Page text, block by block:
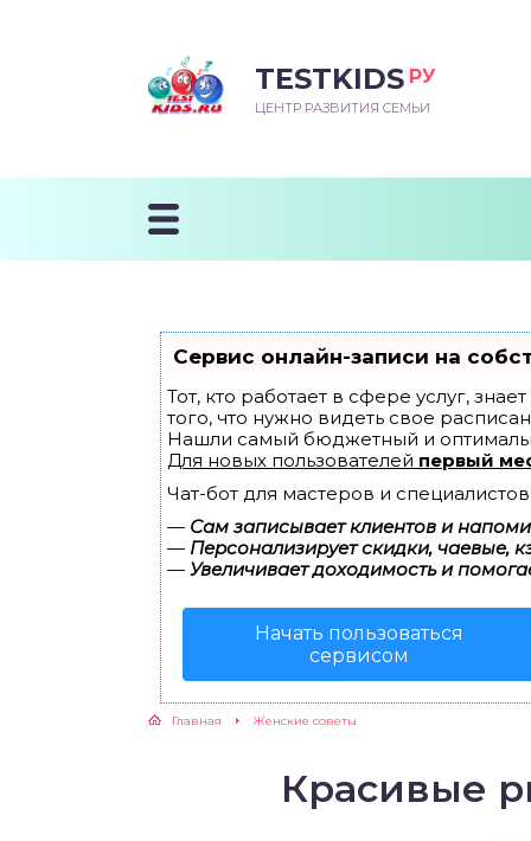
TESTKIDS РУ
ЦЕНТР РАЗВИТИЯ СЕМЬИ
Сервис онлайн-записи на
Тот, кто работает в сфере услуг,
того, что нужно видеть свое
Нашли самый бюджетный и
Для новых пользователей первый
Чат-бот для мастеров и
— Сам записывает клиентов и
— Персонализирует скидки, чаевые,
— Увеличивает доходимость и
Начать пользоваться
сервисом
Главная Женские советы
Красивые
МЕСЯЦ
ПЕРВОГО
УЧИТСЯ
ПОСЛЕ ГОДА
К ШКОЛЕ
ДОШКОЛЬНИКА
ШКОЛА
ШКОЛЬНИКА
ШКОЛЬНИКА